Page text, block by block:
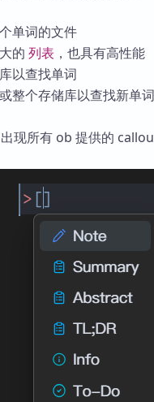
单词的文件
的 列表 ，也具有高性能
以查找单词
整个存储库以查找新单
现所有 ob 提供的